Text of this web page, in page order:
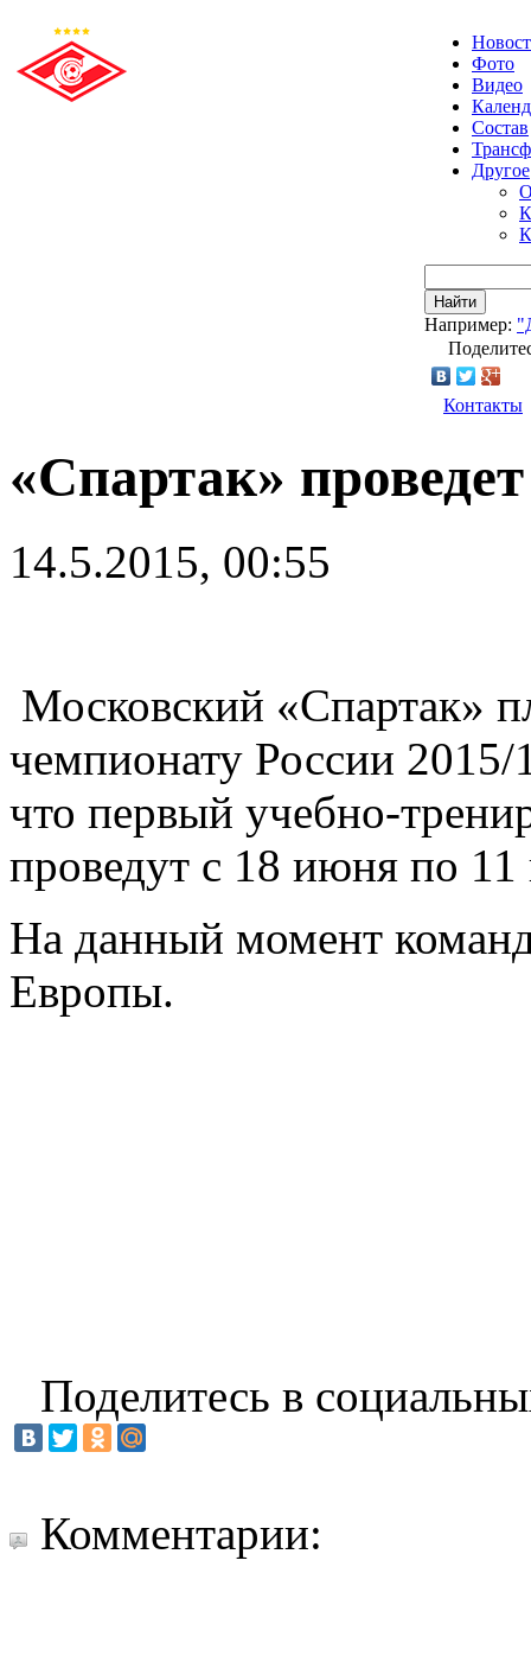
Фото
Видео
Состав
Другое
Найти
Например:
Контакты
«Спартак»
14.5.2015, 00:55
Московский «Спартак»
чемпионату России
что первый учебно-
проведут с 18 июня по
На данный момент
Европы.
Поделитесь в
Комментарии: